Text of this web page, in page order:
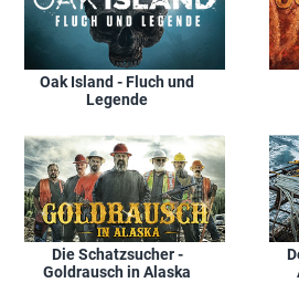
Oak Island - Fluch und
Legende
Die Schatzsucher -
Goldrausch in Alaska